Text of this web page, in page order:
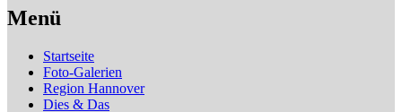
Menü
Startseite
Foto-Galerien
Region Hannover
Dies & Das